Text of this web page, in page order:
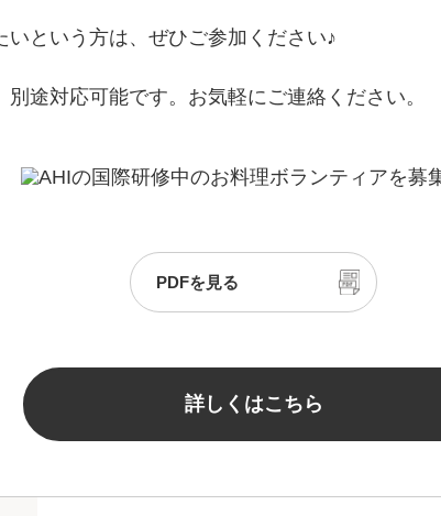
という方は、ぜひご参加ください♪
途対応可能です。お気軽にご連絡ください。
PDFを見る
詳しくはこちら